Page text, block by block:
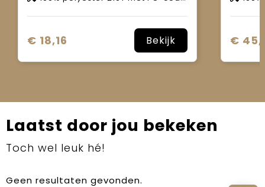
€ 18,16 Bekijk €
Laatst door jou bekeken
Toch wel leuk hé!
Geen resultaten gevonden.